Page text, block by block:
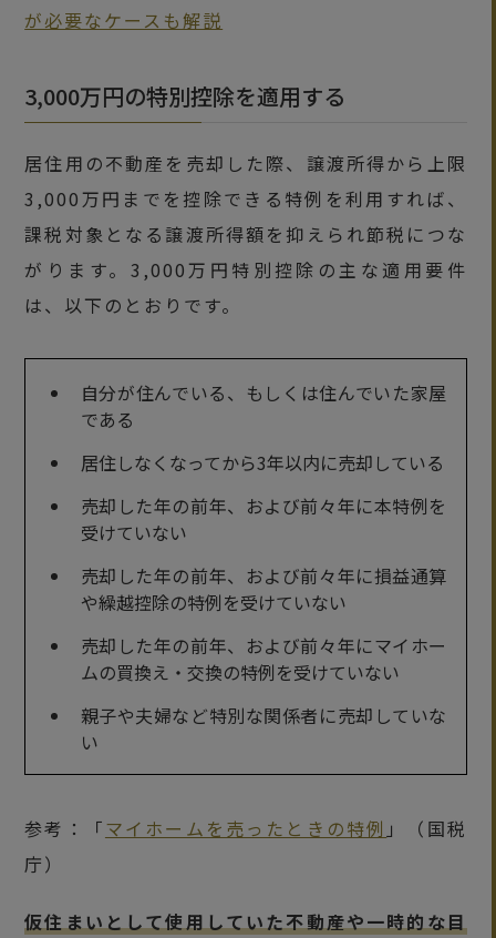
が必要なケースも解説
3,000万円の特別控除を適用する
居住用の不動産を売却した際、譲渡所得から上限
3,000万円までを控除できる特例を利用すれば、
課税対象となる譲渡所得額を抑えられ節税につな
がります。3,000万円特別控除の主な適用要件
は、以下のとおりです。
自分が住んでいる、もしくは住んでいた家屋
である
居住しなくなってから3年以内に売却している
売却した年の前年、および前々年に本特例を
受けていない
売却した年の前年、および前々年に損益通算
や繰越控除の特例を受けていない
売却した年の前年、および前々年にマイホー
ムの買換え・交換の特例を受けていない
親子や夫婦など特別な関係者に売却していな
い
参考：「マイホームを売ったときの特例 」（国税
庁）
仮住まいとして使用していた不動産や一時的な目